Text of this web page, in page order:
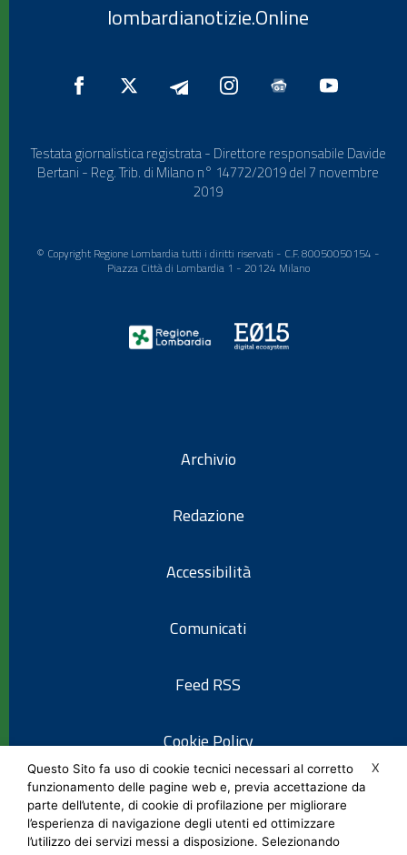
lombardianotizie.Online
Testata giornalistica registrata - Direttore responsabile Davide
Bertani - Reg. Trib. di Milano n° 14772/2019 del 7 novembre
2019
© Copyright Regione Lombardia tutti i diritti riservati - C.F. 80050050154 -
Piazza Città di Lombardia 1 - 20124 Milano
Archivio
Redazione
Accessibilità
Comunicati
Feed RSS
Cookie Policy
Informativa privacy
X
Questo Sito fa uso di cookie tecnici necessari al corretto
funzionamento delle pagine web e, previa accettazione da
parte dell’utente, di cookie di profilazione per migliorare
l’esperienza di navigazione degli utenti ed ottimizzare
l’utilizzo dei servizi messi a disposizione. Selezionando